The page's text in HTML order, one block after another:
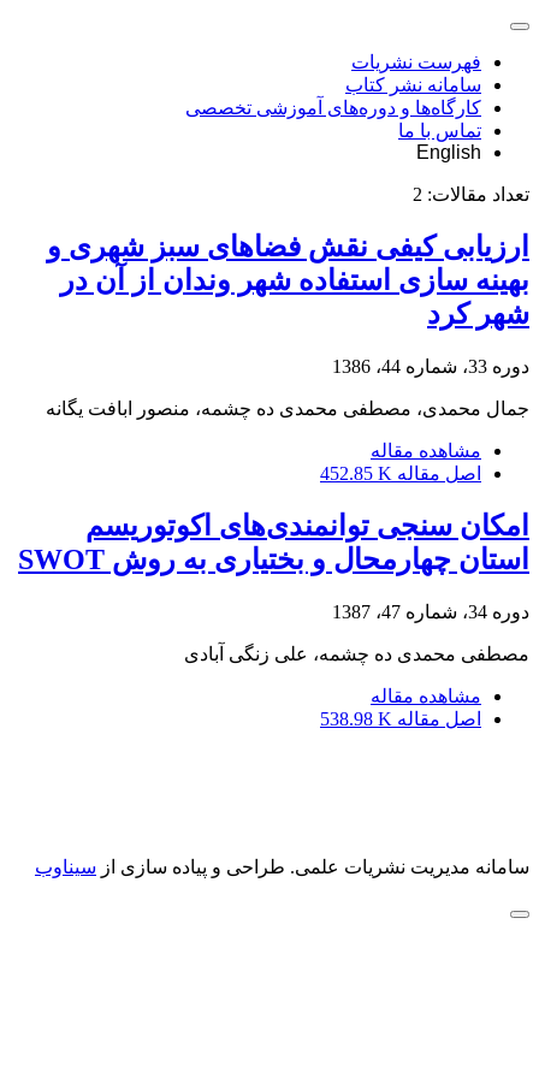
فهرست نشریات
سامانه نشر کتاب
کارگاه‌ها و دوره‌های آموزشی تخصصی
تماس با ما
English
تعداد مقالات: 2
ارزیابی کیفی نقش فضاهای سبز شهری و
بهینه سازی استفاده شهر وندان از آن در
شهر کرد
دوره 33، شماره 44، 1386
جمال محمدی، مصطفی محمدی ده چشمه، منصور ابافت یگانه
مشاهده مقاله
اصل مقاله 452.85 K
امکان سنجی توانمندی‌های اکوتوریسم
استان چهارمحال و بختیاری به روش SWOT
دوره 34، شماره 47، 1387
مصطفی محمدی ده چشمه، علی زنگی آبادی
مشاهده مقاله
اصل مقاله 538.98 K
سامانه مدیریت نشریات علمی. طراحی و پیاده سازی از سیناوب